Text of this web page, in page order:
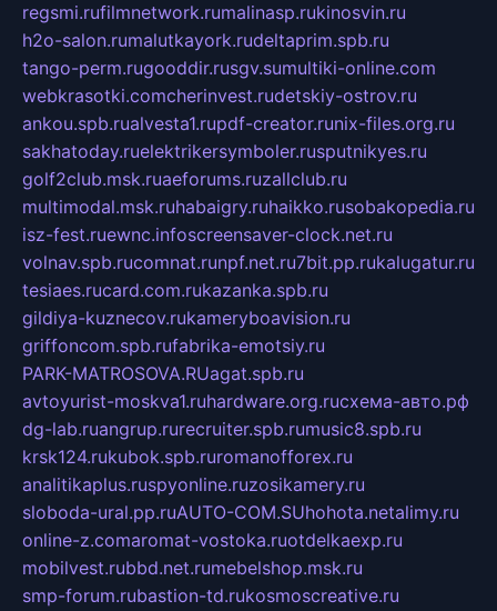
regsmi.rufilmnetwork.rumalinasp.rukinosvin.ru
h2o-salon.rumalutkayork.rudeltaprim.spb.ru
tango-perm.rugooddir.rusgv.sumultiki-online.com
webkrasotki.comcherinvest.rudetskiy-ostrov.ru
ankou.spb.rualvesta1.rupdf-creator.runix-files.org.ru
sakhatoday.ruelektrikersymboler.rusputnikyes.ru
golf2club.msk.ruaeforums.ruzallclub.ru
multimodal.msk.ruhabaigry.ruhaikko.rusobakopedia.ru
isz-fest.ruewnc.infoscreensaver-clock.net.ru
volnav.spb.rucomnat.runpf.net.ru7bit.pp.rukalugatur.ru
tesiaes.rucard.com.rukazanka.spb.ru
gildiya-kuznecov.rukameryboavision.ru
griffoncom.spb.rufabrika-emotsiy.ru
PARK-MATROSOVA.RUagat.spb.ru
avtoyurist-moskva1.ruhardware.org.ruсхема-авто.рф
dg-lab.ruangrup.rurecruiter.spb.rumusic8.spb.ru
krsk124.rukubok.spb.ruromanofforex.ru
analitikaplus.ruspyonline.ruzosikamery.ru
sloboda-ural.pp.ruAUTO-COM.SUhohota.netalimy.ru
online-z.comaromat-vostoka.ruotdelkaexp.ru
mobilvest.rubbd.net.rumebelshop.msk.ru
smp-forum.rubastion-td.rukosmoscreative.ru